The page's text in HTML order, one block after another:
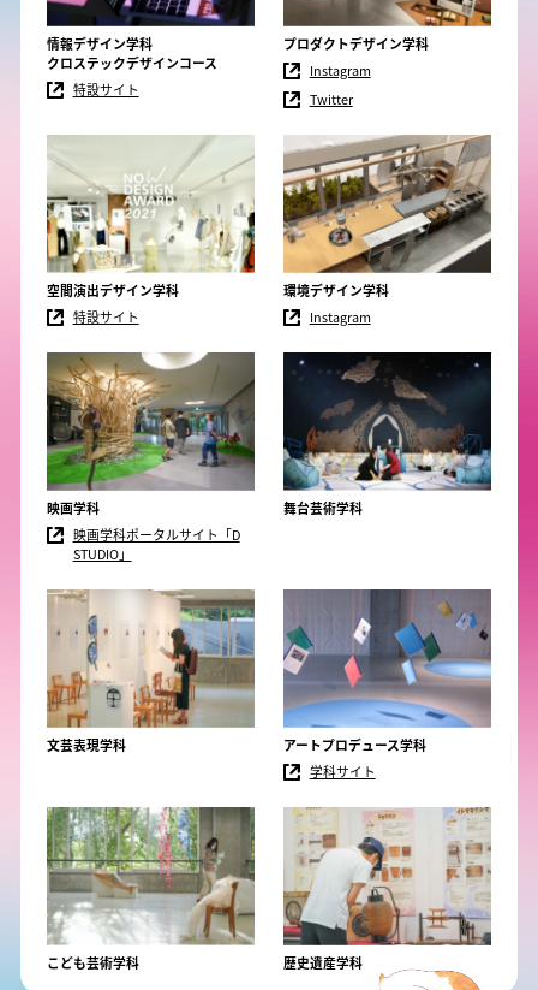
情報デザイン学科
クロステックデザインコース
特設サイト
プロダクトデザイン学科
Instagram
Twitter
空間演出デザイン学科
特設サイト
環境デザイン学科
Instagram
映画学科
映画学科ポータルサイト「D
STUDIO」
舞台芸術学科
文芸表現学科
アートプロデュース学科
学科サイト
こども芸術学科 歴史遺産学科